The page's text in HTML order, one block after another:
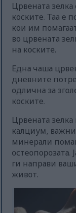
Црвената зелка
коските. Таа е
кои им
во црвената
на коските.
Една чаша
дневните
одлична за
коските.
Црвената
калциум, важни
минерали
ги направи
живот.